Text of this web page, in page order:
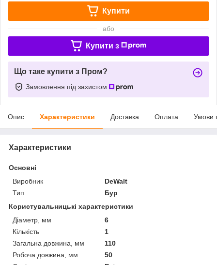
Купити
або
Купити з
Що таке купити з Пром?
Замовлення під захистом
Опис Характеристики Доставка Оплата Умови
Характеристики
Основні
Виробник
DeWalt
Тип
Бур
Користувальницькі характеристики
Діаметр, мм
6
Кількість
1
Загальна довжина, мм
110
Робоча довжина, мм
50